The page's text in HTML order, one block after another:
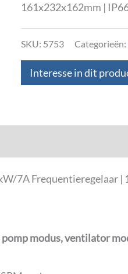
161x232x162mm |
SKU: 5753 Categorieën:
Interesse in dit
7A Frequentieregelaar |
modus, ventilator